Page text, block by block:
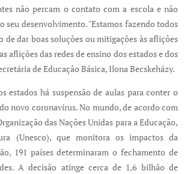
não percam o contato com a escola e não
seu desenvolvimento. "Estamos fazendo todos
de dar boas soluções ou mitigações às aflições
aflições das redes de ensino dos estados e dos
de Educação Básica, Ilona Becskeházy.
estados há suspensão de aulas para conter o
novo coronavírus. No mundo, de acordo com
das Nações Unidas para a Educação,
(Unesco), que monitora os impactos da
191 países determinaram o fechamento de
A decisão atinge cerca de 1,6 bilhão de